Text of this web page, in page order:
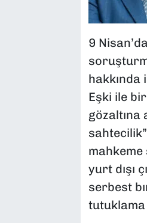
9
hakkında
Eşki ile
gözaltına
mahkeme
yurt dışı
serbest